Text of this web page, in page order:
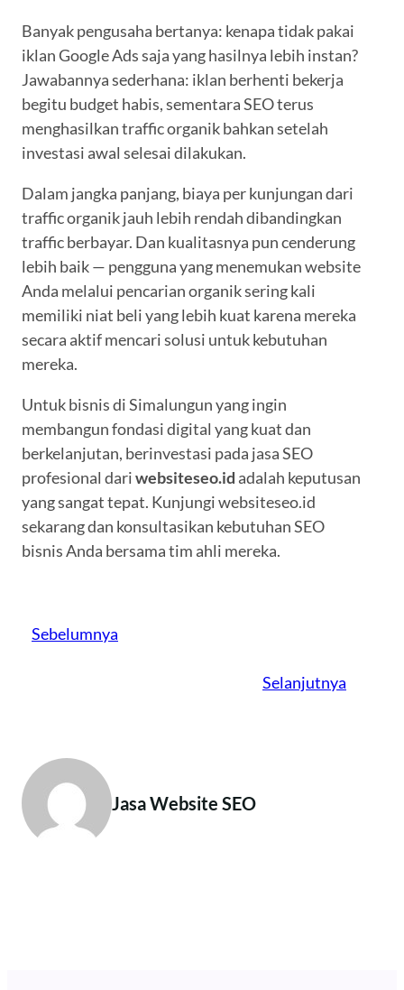
Banyak pengusaha bertanya: kenapa tidak pakai
iklan Google Ads saja yang hasilnya lebih instan?
Jawabannya sederhana: iklan berhenti bekerja
begitu budget habis, sementara SEO terus
menghasilkan traffic organik bahkan setelah
investasi awal selesai dilakukan.
Dalam jangka panjang, biaya per kunjungan dari
traffic organik jauh lebih rendah dibandingkan
traffic berbayar. Dan kualitasnya pun cenderung
lebih baik — pengguna yang menemukan website
Anda melalui pencarian organik sering kali
memiliki niat beli yang lebih kuat karena mereka
secara aktif mencari solusi untuk kebutuhan
mereka.
Untuk bisnis di Simalungun yang ingin
membangun fondasi digital yang kuat dan
berkelanjutan, berinvestasi pada jasa SEO
profesional dariwebsiteseo.id adalah keputusan
yang sangat tepat. Kunjungi websiteseo.id
sekarang dan konsultasikan kebutuhan SEO
bisnis Anda bersama tim ahli mereka.
Sebelumnya
Selanjutnya
Jasa Website SEO